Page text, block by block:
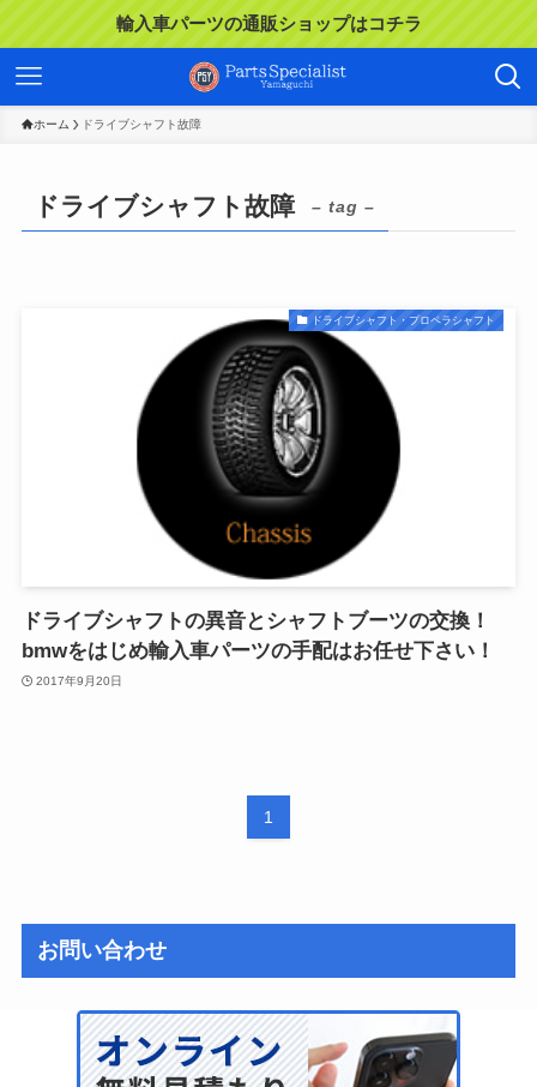
輸入車パーツの通販ショップはコチラ
ホーム ドライブシャフト故障
ドライブシャフト故障 – tag –
ドライブシャフト・プロペラシャフト
ドライブシャフトの異音とシャフトブーツの交換！
bmwをはじめ輸入車パーツの手配はお任せ下さい！
2017年9月20日
1
お問い合わせ